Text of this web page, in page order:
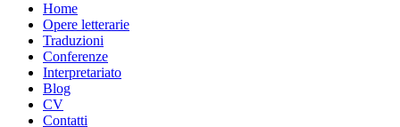
Home
Opere letterarie
Traduzioni
Conferenze
Interpretariato
Blog
CV
Contatti